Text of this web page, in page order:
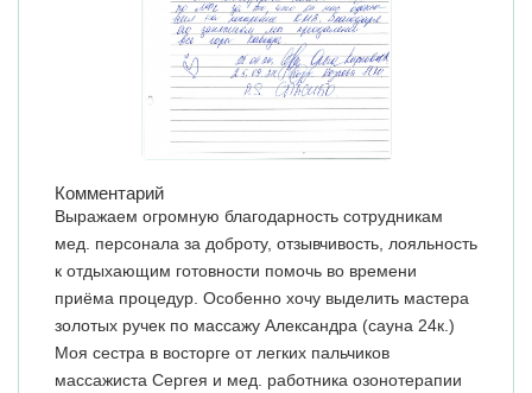
Комментарий
Выражаем огромную благодарность сотрудникам
мед. персонала за доброту, отзывчивость, лояльность
к отдыхающим готовности помочь во времени
приёма процедур. Особенно хочу выделить мастера
золотых ручек по массажу Александра (сауна 24к.)
Моя сестра в восторге от легких пальчиков
массажиста Сергея и мед. работника озонотерапии